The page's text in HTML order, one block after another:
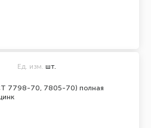
7798-70, 7805-70) полная
Ед. изм. шт.